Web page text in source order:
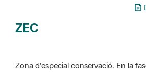
ZEC
Zona d'especial conservació. En la